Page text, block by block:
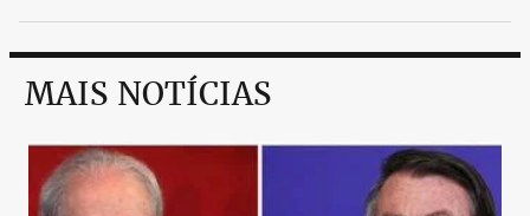
MAIS NOTÍCIAS